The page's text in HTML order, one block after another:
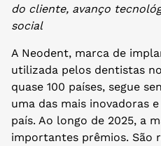
do cliente, avanço
social
A Neodent, marca de
utilizada pelos dentistas
quase 100 países, segue
uma das mais inovadoras
país. Ao longo de 2025, a
importantes prêmios. São